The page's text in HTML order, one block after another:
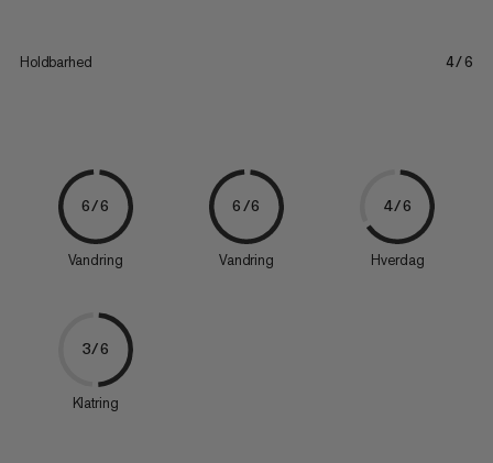
Holdbarhed 4/6
6/6
Vandring
6/6
Vandring
4/6
Hverdag
3/6
Klatring